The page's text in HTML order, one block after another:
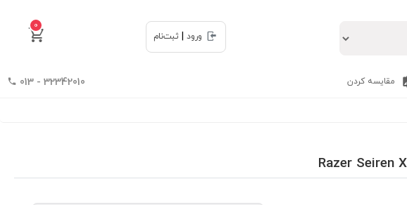
0
ورود
ثبت‌نام
مقایسه کردن 32342010 - 013